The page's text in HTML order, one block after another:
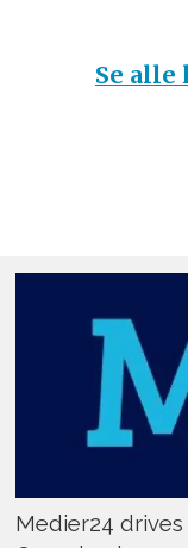
Se
Medier24 drives